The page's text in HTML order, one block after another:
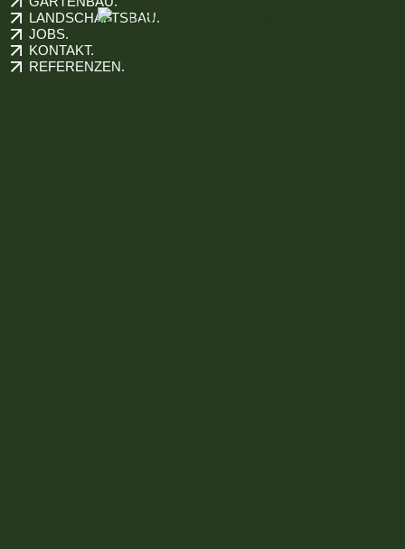
LANDSCHAFTSBAU.
JOBS.
KONTAKT.
REFERENZEN.